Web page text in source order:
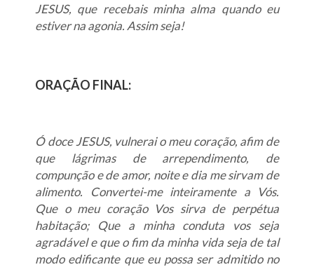
JESUS, que recebais minha alma quando eu
estiver na agonia. Assim seja!
ORAÇÃO FINAL:
Ó doce JESUS, vulnerai o meu coração, afim de
que lágrimas de arrependimento, de
compunção e de amor, noite e dia me sirvam de
alimento. Convertei-me inteiramente a Vós.
Que o meu coração Vos sirva de perpétua
habitação; Que a minha conduta vos seja
agradável e que o fim da minha vida seja de tal
modo edificante que eu possa ser admitido no